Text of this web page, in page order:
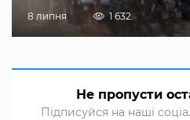
8 липня 1 632
Не пропусти
Підписуйся на наші